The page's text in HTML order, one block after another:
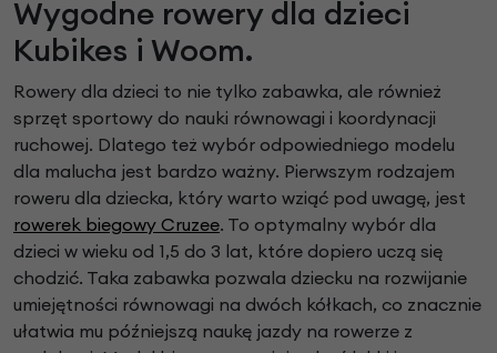
Wygodne rowery dla dzieci
Kubikes i Woom.
Rowery dla dzieci to nie tylko zabawka, ale również
sprzęt sportowy do nauki równowagi i koordynacji
ruchowej. Dlatego też wybór odpowiedniego modelu
dla malucha jest bardzo ważny. Pierwszym rodzajem
roweru dla dziecka, który warto wziąć pod uwagę, jest
rowerek biegowy Cruzee. To optymalny wybór dla
dzieci w wieku od 1,5 do 3 lat, które dopiero uczą się
chodzić. Taka zabawka pozwala dziecku na rozwijanie
umiejętności równowagi na dwóch kółkach, co znacznie
ułatwia mu późniejszą naukę jazdy na rowerze z